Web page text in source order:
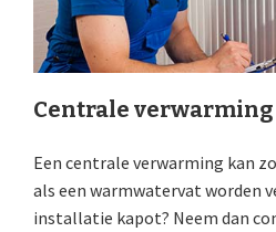
Centrale verwarming
Een centrale verwarming kan
als een warmwatervat worden
installatie kapot? Neem dan